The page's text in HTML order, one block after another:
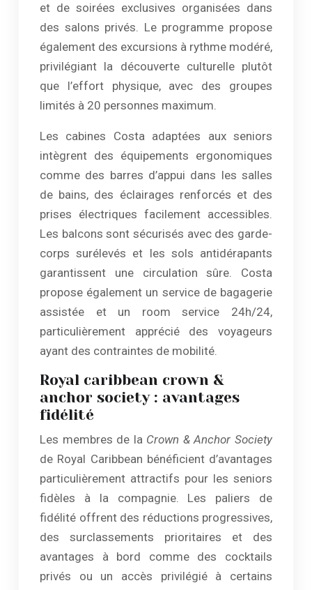
et de soirées exclusives organisées dans
des salons privés. Le programme propose
également des excursions à rythme modéré,
privilégiant la découverte culturelle plutôt
que l’effort physique, avec des groupes
limités à 20 personnes maximum.
Les cabines Costa adaptées aux seniors
intègrent des équipements ergonomiques
comme des barres d’appui dans les salles
de bains, des éclairages renforcés et des
prises électriques facilement accessibles.
Les balcons sont sécurisés avec des garde-
corps surélevés et les sols antidérapants
garantissent une circulation sûre. Costa
propose également un service de bagagerie
assistée et un room service 24h/24,
particulièrement apprécié des voyageurs
ayant des contraintes de mobilité.
Royal caribbean crown &
anchor society : avantages
fidélité
Les membres de la Crown & Anchor Society
de Royal Caribbean bénéficient d’avantages
particulièrement attractifs pour les seniors
fidèles à la compagnie. Les paliers de
fidélité offrent des réductions progressives,
des surclassements prioritaires et des
avantages à bord comme des cocktails
privés ou un accès privilégié à certains